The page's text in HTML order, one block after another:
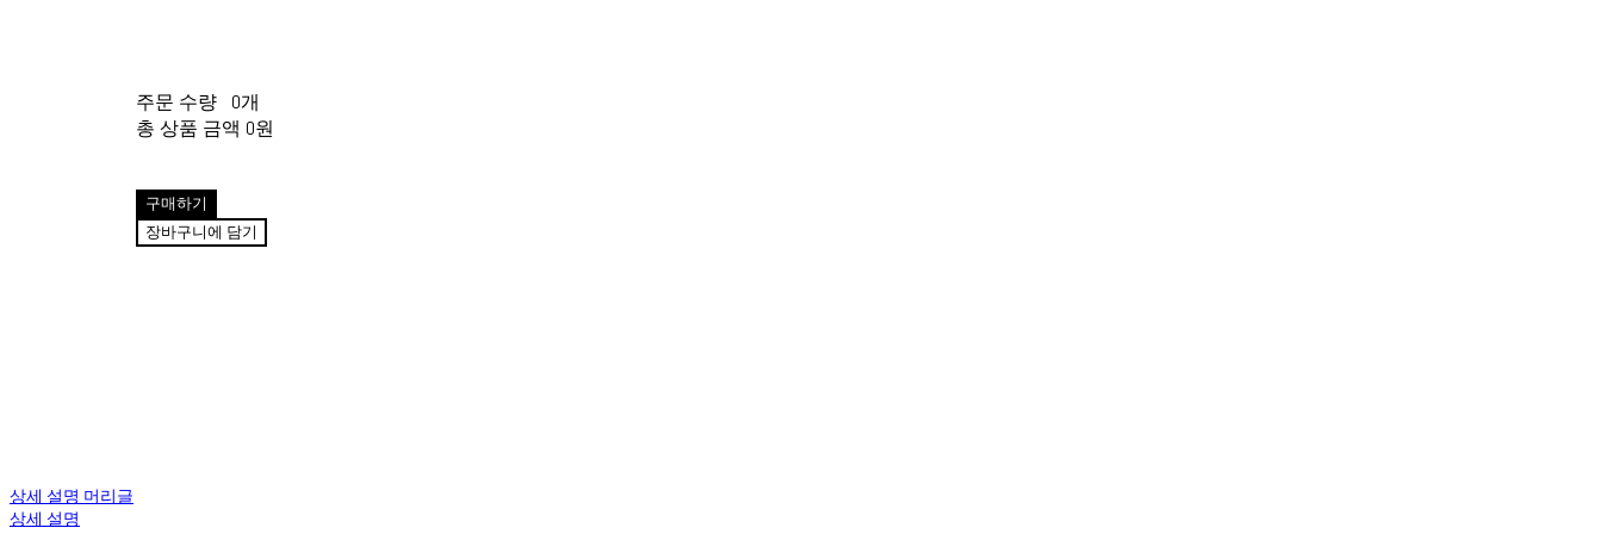
주문 수량
0개
총 상품 금액 0원
구매하기
장바구니에 담기
상세 설명 머리글
상세 설명